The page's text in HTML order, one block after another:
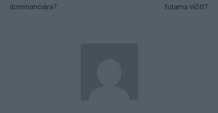
dominanciára?
futama előtt?